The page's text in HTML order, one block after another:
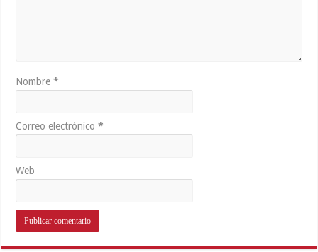
Nombre*
Correo electrónico*
Web